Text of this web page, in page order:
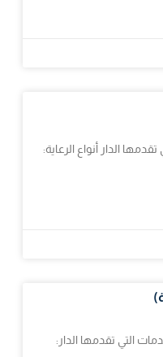
الدار أنواع الرعاية:
التي تقدمها الدار: